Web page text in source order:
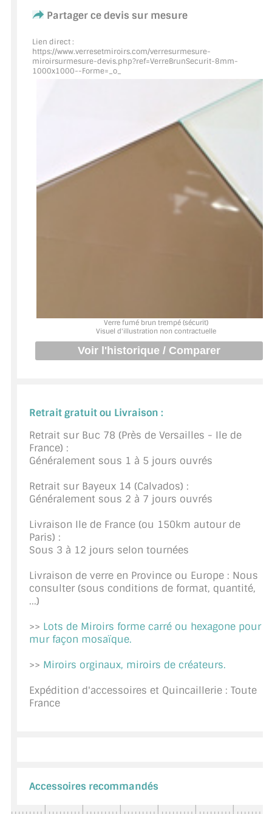
CATALOGUE DE PROFILS ET FIXATION DU
VERRE
CONNECTEURS ET ASSEMBLAGE DE VERRES
FIXATION GARDES CORPS
SYSTÈMES PIVOTANTS
LE CATALOGUE ACCESSOIRES
ACCESSOIRES EN PROMOTIONS
NUANCIER RAL
COMMENT COUPER DU VERRE ?
CONSEILS / AIDE
A PROPOS DE LA LIVRAISON
MON PANIER
PLAN DU SITE
DÉCONNEXION
Partager ce devis sur mesure
Lien direct :
https://www.verresetmiroirs.com/verresurmesure-
miroirsurmesure-devis.php?ref=VerreBrunSecurit-8mm-
1000x1000--Forme=_o_
Verre fumé brun trempé (sécurit)
Visuel d'illustration non contractuelle
Retrait gratuit ou Livraison :
Retrait sur Buc 78 (Près de Versailles - Ile de
France) :
Généralement sous 1 à 5 jours ouvrés
Retrait sur Bayeux 14 (Calvados) :
Généralement sous 2 à 7 jours ouvrés
Livraison Ile de France (ou 150km autour de
Paris) :
Sous 3 à 12 jours selon tournées
Livraison de verre en Province ou Europe : Nous
consulter (sous conditions de format, quantité,
...)
>> Lots de Miroirs forme carré ou hexagone pour
mur façon mosaïque.
>> Miroirs orginaux, miroirs de créateurs.
Expédition d'accessoires et Quincaillerie : Toute
France
Accessoires recommandés